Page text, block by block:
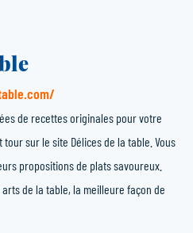
de recettes originales pour votre
sur le site Délices de la table. Vous
propositions de plats savoureux.
de la table, la meilleure façon de